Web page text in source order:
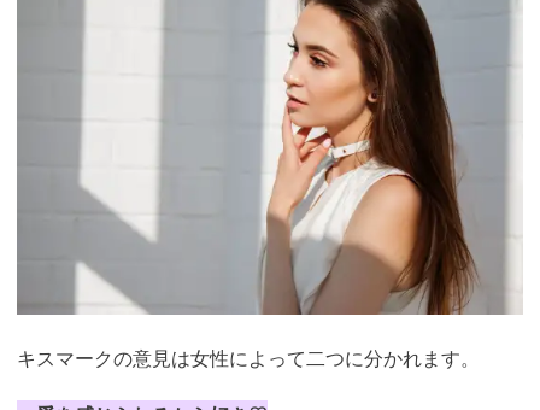
キスマークの意見は女性によって二つに分かれます。